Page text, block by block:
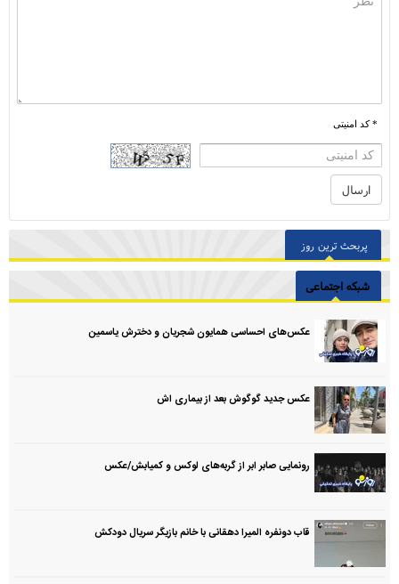
* کد امنیتی
پربحث ترین روز
شبکه اجتماعی
عکس‌های احساسی همایون شجریان و دخترش یاسمین
عکس جدید گوگوش بعد از بیماری اش
رونمایی صابر ابر از گربه‌های لوکس و کمیابش/عکس
قاب دونفره المیرا دهقانی با خانم بازیگر سریال دودکش